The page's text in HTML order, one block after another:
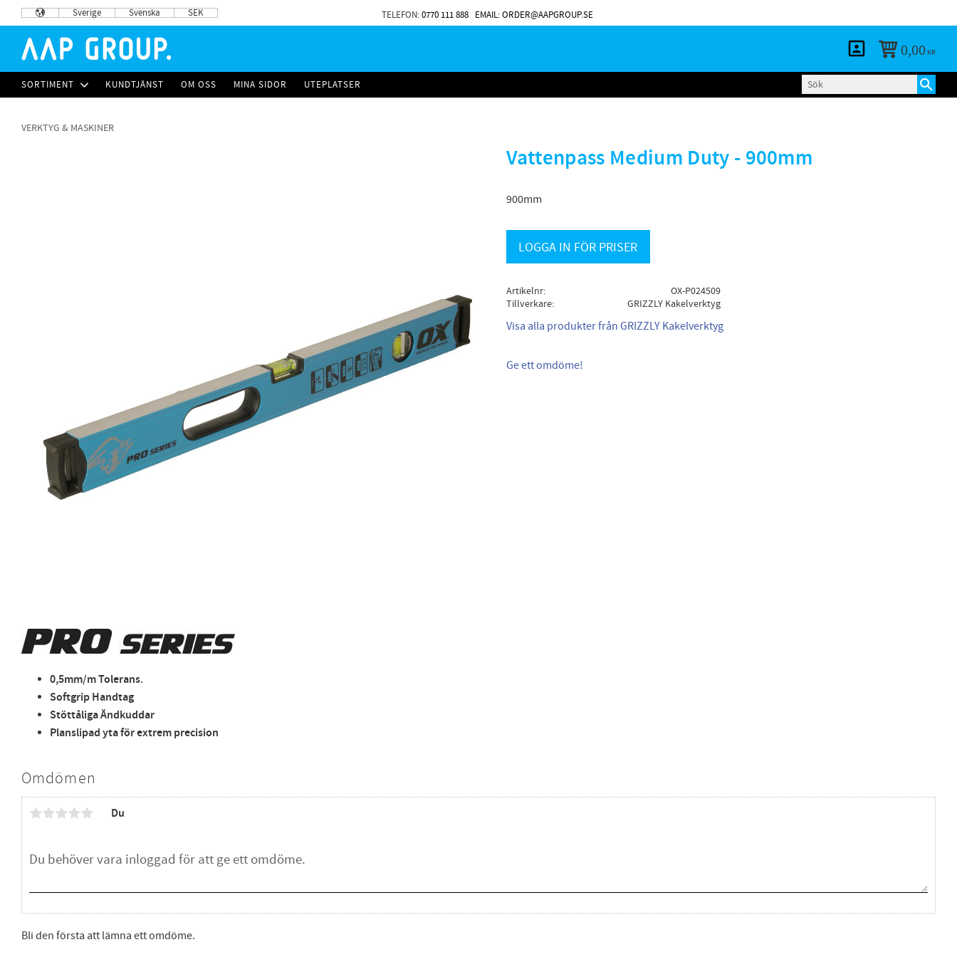
Sverige Svenska SEK TELEFON:0770 111 888 EMAIL: ORDER@AAPGROUP.SE
0,00 KR
SORTIMENT KUNDTJÄNST OM OSS MINA SIDOR UTEPLATSER
VERKTYG & MASKINER
Vattenpass Medium Duty - 900mm
900mm
LOGGA IN FÖR PRISER
Artikelnr
OX-P024509
Tillverkare
GRIZZLY Kakelverktyg
Visa alla produkter från GRIZZLY Kakelverktyg
Ge ett omdöme!
0,5mm/m Tolerans.
Softgrip Handtag
Stöttåliga Ändkuddar
Planslipad yta för extrem precision
Omdömen
Du
Bli den första att lämna ett omdöme.